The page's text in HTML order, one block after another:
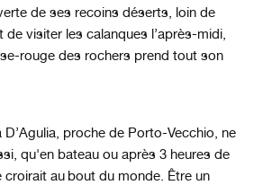
de ses recoins déserts, loin de
visiter les calanques l’après-midi,
rouge des rochers prend tout son
D’Agulia, proche de Porto-Vecchio, ne
qu'en bateau ou après 3 heures de
croirait au bout du monde. Être un